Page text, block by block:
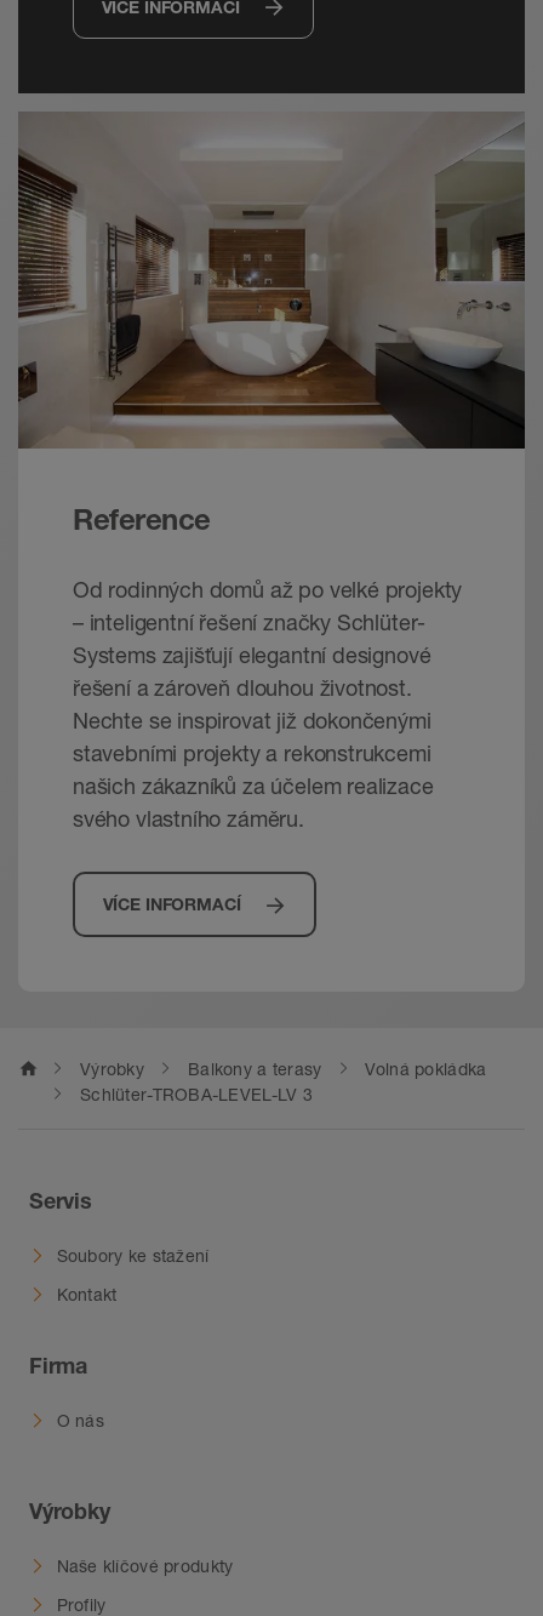
VÍCE INFORMACÍ
Reference
Od rodinných domů až po velké projekty
– inteligentní řešení značky Schlüter-
Systems zajišťují elegantní designové
řešení a zároveň dlouhou životnost.
Nechte se inspirovat již dokončenými
stavebními projekty a rekonstrukcemi
našich zákazníků za účelem realizace
svého vlastního záměru.
VÍCE INFORMACÍ
home Výrobky Balkony a terasy
Volná pokládka
Schlüter-TROBA-LEVEL-LV 3
Servis
Soubory ke stažení
Kontakt
Firma
O nás
Výrobky
Naše klíčové produkty
Profily